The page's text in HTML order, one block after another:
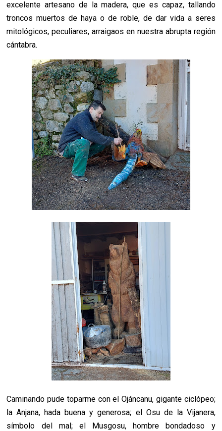
excelente artesano de la madera, que es capaz, tallando
troncos muertos de haya o de roble, de dar vida a seres
mitológicos, peculiares, arraigaos en nuestra abrupta región
cántabra.
Caminando pude toparme con el Ojáncanu, gigante ciclópeo;
la Anjana, hada buena y generosa; el Osu de la Vijanera,
símbolo del mal; el Musgosu, hombre bondadoso y